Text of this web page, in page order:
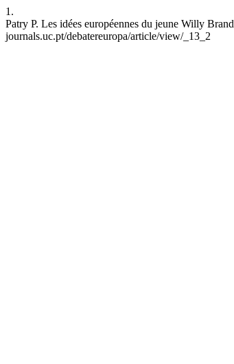
1.
Patry P. Les idées européennes du jeune Willy
journals.uc.pt/debatereuropa/article/view/_13_2